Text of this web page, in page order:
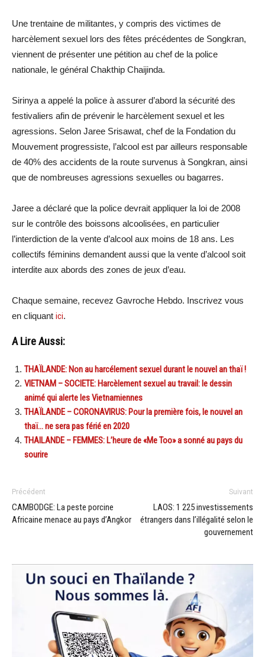
Une trentaine de militantes, y compris des victimes de
harcèlement sexuel lors des fêtes précédentes de Songkran,
viennent de présenter une pétition au chef de la police
nationale, le général Chakthip Chaijinda.
Sirinya a appelé la police à assurer d’abord la sécurité des
festivaliers afin de prévenir le harcèlement sexuel et les
agressions. Selon Jaree Srisawat, chef de la Fondation du
Mouvement progressiste, l’alcool est par ailleurs responsable
de 40% des accidents de la route survenus à Songkran, ainsi
que de nombreuses agressions sexuelles ou bagarres.
Jaree a déclaré que la police devrait appliquer la loi de 2008
sur le contrôle des boissons alcoolisées, en particulier
l’interdiction de la vente d’alcool aux moins de 18 ans. Les
collectifs féminins demandent aussi que la vente d’alcool soit
interdite aux abords des zones de jeux d’eau.
Chaque semaine, recevez Gavroche Hebdo. Inscrivez vous
en cliquant ici.
A Lire Aussi:
THAÏLANDE: Non au harcélement sexuel durant le nouvel an thaï !
VIETNAM – SOCIETE: Harcèlement sexuel au travail: le dessin
animé qui alerte les Vietnamiennes
THAÏLANDE – CORONAVIRUS: Pour la première fois, le nouvel an
thaï… ne sera pas férié en 2020
THAILANDE – FEMMES: L’heure de «Me Too» a sonné au pays du
sourire
Précédent
CAMBODGE: La peste porcine
Africaine menace au pays d’Angkor
Suivant
LAOS: 1 225 investissements
étrangers dans l’illégalité selon le
gouvernement